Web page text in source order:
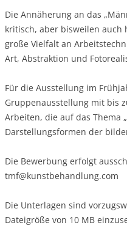
Die Annäherung an das
kritisch, aber bisweilen auch
große Vielfalt an
Art, Abstraktion und
Für die Ausstellung im
Gruppenausstellung mit bis
Arbeiten, die auf das Thema
Darstellungsformen der
Die Bewerbung erfolgt
tmf@kunstbehandlung.com
Die Unterlagen sind
Dateigröße von 10 MB